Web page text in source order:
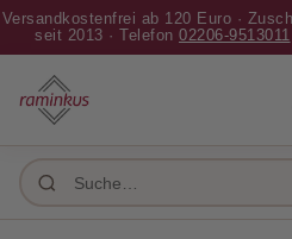
Versandkostenfrei ab 120 Euro ·
seit 2013 · Telefon 02206-9513011
Home